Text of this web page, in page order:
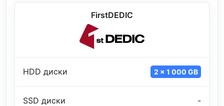
FirstDEDIC
HDD диски 2 x 1 000 GB
SSD диски -